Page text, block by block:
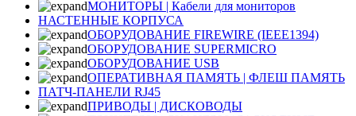
МОНИТОРЫ | Кабели для мониторов
НАСТЕННЫЕ КОРПУСА
ОБОРУДОВАНИЕ FIREWIRE (IEEE1394)
ОБОРУДОВАНИЕ SUPERMICRO
ОБОРУДОВАНИЕ USB
ОПЕРАТИВНАЯ ПАМЯТЬ | ФЛЕШ ПАМЯТЬ
ПАТЧ-ПАНЕЛИ RJ45
ПРИВОДЫ | ДИСКОВОДЫ